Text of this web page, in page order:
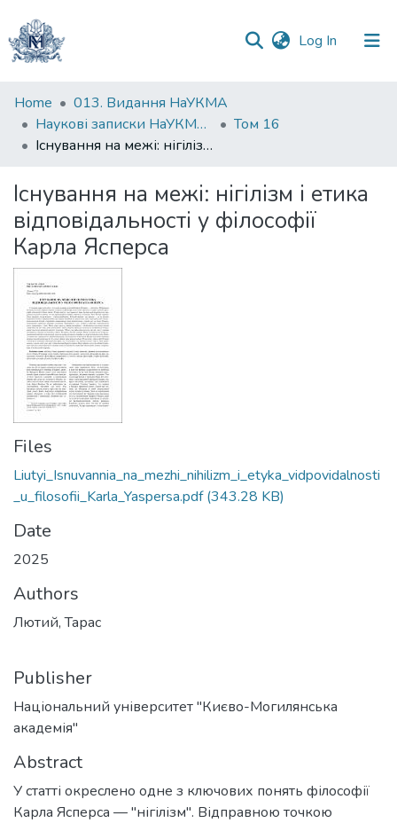
Log In (current)
Communities
&
Collections
Statistics
Home
013. Видання НаУКМА
Наукові записки НаУКМА. Філософія та релігієзнавство
Том 16
Існування на межі: нігілізм і етика відповідальності у філософії Карла Ясперса
Існування на межі: нігілізм і етика
відповідальності у філософії
Карла Ясперса
Files
Liutyi_Isnuvannia_na_mezhi_nihilizm_i_etyka_vidpovidalnosti
_u_filosofii_Karla_Yaspersa.pdf(343.28 KB)
Date
2025
Authors
Лютий, Тарас
Publisher
Національний університет "Києво-Могилянська
академія"
Abstract
У статті окреслено одне з ключових понять філософії
Карла Ясперса — "нігілізм". Відправною точкою